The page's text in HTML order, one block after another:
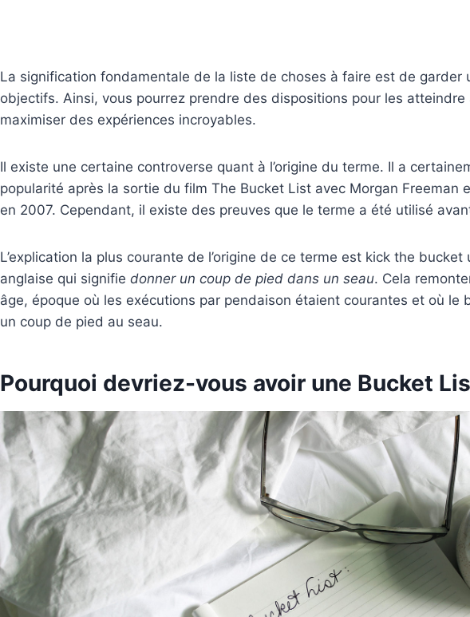
La signification fondamentale de la liste de choses à faire est de garder
objectifs. Ainsi, vous pourrez prendre des dispositions pour les atteindre
maximiser des expériences incroyables.
Il existe une certaine controverse quant à l’origine du terme. Il a
popularité après la sortie du film The Bucket List avec Morgan Freeman
en 2007. Cependant, il existe des preuves que le terme a été utilisé
L’explication la plus courante de l’origine de ce terme est kick the bucket
anglaise qui signifie donner un coup de pied dans un seau. Cela
âge, époque où les exécutions par pendaison étaient courantes et où le
un coup de pied au seau.
Pourquoi devriez-vous avoir une Bucket